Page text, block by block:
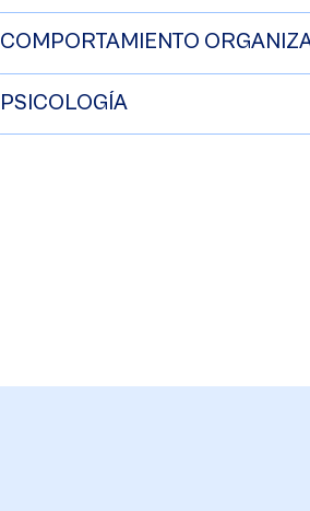
COMPORTAMIENTO
PSICOLOGÍA